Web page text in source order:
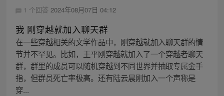
1 个回答 2024年08月07日 04:12
我 刚穿越就加入聊天群
在一些穿越相关的文学作品中，刚穿越就加入聊天群的情
节并不罕见。比如，王平刚穿越就加入了一个穿越者聊天
群，群里的成员可以随机穿越到不同世界并抽取专属金手
指，但群员死亡率极高。还有陆云晨刚加入一个声称是
穿...